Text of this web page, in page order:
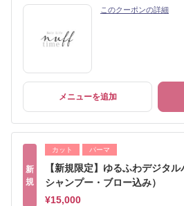
このクーポンの詳細
メニューを追加
新
規
カット パーマ
【新規限定】ゆるふわデジタル
シャンプー・ブロー込み）
¥15,000